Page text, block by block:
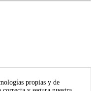
propias y de